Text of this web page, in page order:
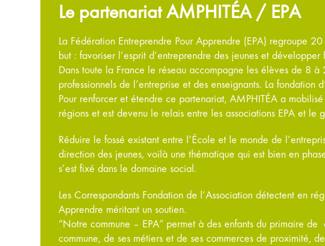
Le partenariat AMPHITÉA / EPA
La Fédération Entreprendre Pour Apprendre (EPA) regroupe
but : favoriser l’esprit d’entreprendre des jeunes et
Dans toute la France le réseau accompagne les élèves de 8
professionnels de l’entreprise et des enseignants. La fondation
Pour renforcer et étendre ce partenariat, AMPHITÉA a
régions et est devenu le relais entre les associations EPA et le
Réduire le fossé existant entre l’École et le monde de
direction des jeunes, voilà une thématique qui est bien en
s’est fixé dans le domaine social.
Les Correspondants Fondation de l’Association détectent en
Apprendre méritant un soutien.
“Notre commune – EPA” permet à des enfants du primaire de
commune, de ses métiers et de ses commerces de proximité,